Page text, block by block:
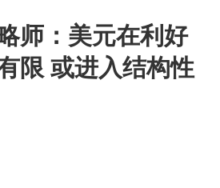
师：美元在利好
限 或进入结构性